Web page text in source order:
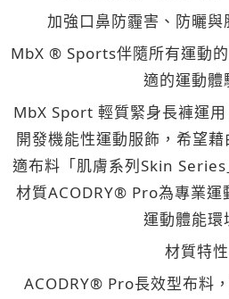
加強口鼻防霾害、防曬
MbX ® Sports伴隨所有運動
適的運動體
MbX Sport 輕質緊身長褲運
開發機能性運動服飾，希望
適布料「肌膚系列Skin
材質ACODRY® Pro為專業運
運動體能環
材質特
ACODRY® Pro長效型布料